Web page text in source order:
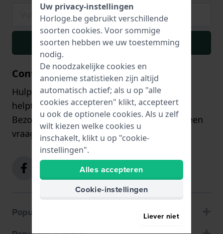
Inschrijven
Contact
Hulp of advies nodig? Onze klantenservice
helpt u graag!
Bezoek onzecontactpaginaof stuur ons een
vraag via het
contactformulier
Populaire merken
Uw privacy-instellingen
Horloge.be gebruikt verschillende
soorten cookies. Voor sommige
soorten hebben we uw toestemming
nodig.
De noodzakelijke cookies en
anonieme statistieken zijn altijd
automatisch actief; als u op "alle
cookies accepteren" klikt, accepteert
u ook de optionele cookies. Als u zelf
wilt kiezen welke cookies u
inschakelt, klikt u op "cookie-
instellingen".
Alles accepteren
Cookie-instellingen
Liever niet